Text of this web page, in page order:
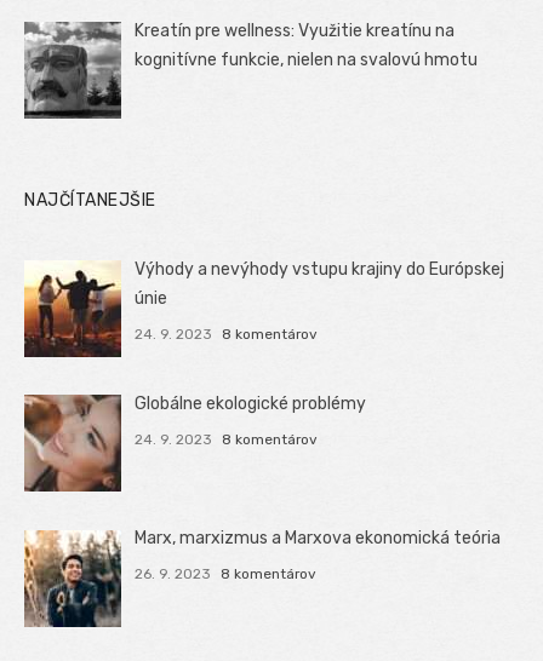
Kreatín pre wellness: Využitie kreatínu na
kognitívne funkcie, nielen na svalovú hmotu
NAJČÍTANEJŠIE
Výhody a nevýhody vstupu krajiny do Európskej
únie
24. 9. 2023 8 komentárov
Globálne ekologické problémy
24. 9. 2023 8 komentárov
Marx, marxizmus a Marxova ekonomická teória
26. 9. 2023 8 komentárov